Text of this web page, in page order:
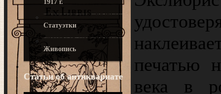
1917 г.
Статуэтки
Живопись
Статьи об антиквариате
печатью
века в